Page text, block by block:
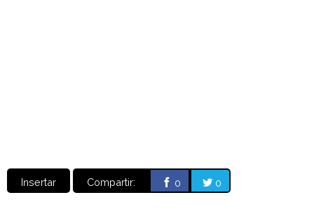
Insertar Compartir: 0 0